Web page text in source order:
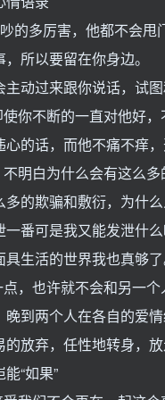
多厉害，他都不会甩
所以要留在你身边。
动过来跟你说话，试图
不断的一直对他好，
心的话，而他不痛不痒
白为什么会有这么多
的欺骗和敷衍，为什
番可是我又能发泄什
生活的世界我也真够了
也许就不会和另一个
到两个人在各自的爱
放弃，任性地转身，放
“如果”